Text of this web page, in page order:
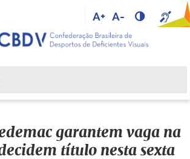
A+ A-
garantem vaga na
título nesta sexta